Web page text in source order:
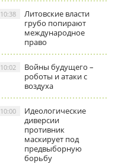
Литовские власти
грубо попирают
международное
право
10:38
Войны будущего –
роботы и атаки с
воздуха
10:02
Идеологические
диверсии
противник
маскирует под
предвыборную
борьбу
10:00